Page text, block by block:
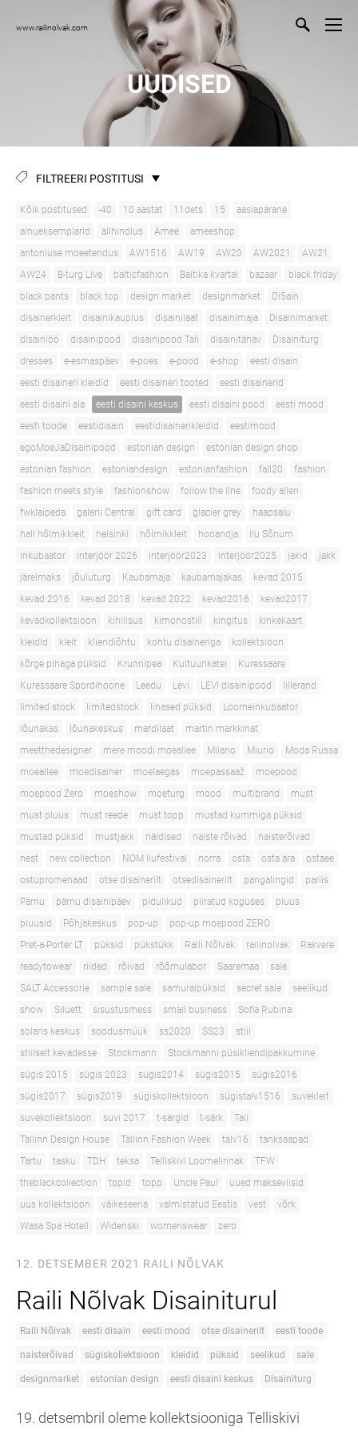
www.railinolvak.com
UUDISED
FILTREERI POSTITUSI
Kõik postitused -40 10 aastat 11dets 15
aasiapärane
ainueksemplarid
allhindlus Amee
ameeshop
antoniuse moeetendus
AW1516 AW19 AW20 AW2021
AW21
AW24
B-turg Live balticfashion Baltika kvartal bazaar
black friday
black pants
black top design market designmarket
Di5ain
disainerkleit
disainikauplus disainilaat disainimaja
Disainimarket
disainiöö
disainipood disainipood Tali disainitänav
Disainiturg
dresses
e-esmaspäev e-poes e-pood e-shop
eesti disain
eesti disaineri kleidid
eesti disaineri tooted
eesti disainerid
eesti disaini ala
eesti disaini keskus eesti disaini pood
eesti mood
eesti toode
eestidisain eestidisainerikleidid
eestimood
egoMoeJaDisainipood
estonian design
estonian design shop
estonian fashion
estoniandesign estonianfashion fall20
fashion
fashion meets style
fashionshow follow the line
foody allen
fwklaipeda
galerii Central gift card glacier grey
haapsalu
hall hõlmikkleit
helsinki hõlmikkleit hooandja
Ilu Sõnum
inkubaator
interjöör 2026 Interjöör2023 interjöör2025 jakid
jakk
järelmaks
jõuluturg Kaubamaja kaubamajakas
kevad 2015
kevad 2016
kevad 2018 kevad 2022 kevad2016
kevad2017
kevadkollektsioon
kihilisus kimonostiil kingitus
kinkekaart
kleidid
kleit kliendiõhtu kohtu disaineriga
kollektsioon
kõrge pihaga püksid
Krunnipea Kultuurikatel
Kuressaare
Kuressaare Spordihoone
Leedu Levi LEVI disainipood
lillerand
limited stock
limitedstock linased püksid
Loomeinkubaator
lõunakas
lõunakeskus mardilaat
martin markkinat
meetthedesigner
mere moodi moeallee Milano Miurio
Moda Russa
moeallee
moedisainer moelaegas moepassaaž
moepood
moepood Zero
moeshow moeturg mood multibränd
must
must pluus
must reede must topp
mustad kummiga püksid
mustad püksid
mustjakk näidised naiste rõivad
naisterõivad
nest
new collection NOM Ilufestival norra osta osta ära
ostaee
ostupromenaad
otse disainerilt otsedisainerilt pangalingid
pariis
Pärnu
pärnu disainipäev pidulikud piiratud koguses
pluus
pluusid
Põhjakeskus pop-up
pop-up moepood ZERO
Pret-a-Porter LT
püksid pükstükk Raili Nõlvak railinolvak
Rakvere
readytowear
riided rõivad rõõmulabor Saaremaa
sale
SALT Accessorie
sample sale samuraipüksid secret sale
seelikud
show
Siluett sisustusmess small business
Sofia Rubina
solaris keskus
soodusmüük ss2020 SS23
stiil
stiilselt kevadesse
Stockmann
Stockmanni püsikliendipakkumine
sügis 2015
sügis 2023 sügis2014 sügis2015
sügis2016
sügis2017
sügis2019 sügiskollektsioon sügistalv1516
suvekleit
suvekollektsioon
suvi 2017 t-särgid t-särk
Tali
Tallinn Design House
Tallinn Fashion Week talv16
tanksaapad
Tartu
tasku TDH teksa Telliskivi Loomelinnak
TFW
theblackcollection
topid topp Uncle Paul
uued makseviisid
uus kollektsioon
väikeseeria valmistatud Eestis vest
võrk
Wasa Spa Hotell
Widenski womenswear zero
12. DETSEMBER 2021 RAILI NÕLVAK
Raili Nõlvak Disainiturul
Raili Nõlvak eesti disain eesti mood otse disainerilt eesti toode
naisterõivad sügiskollektsioon kleidid püksid seelikud sale
designmarket estonian design eesti disaini keskus Disainiturg
19. detsembril oleme kollektsiooniga Telliskivi